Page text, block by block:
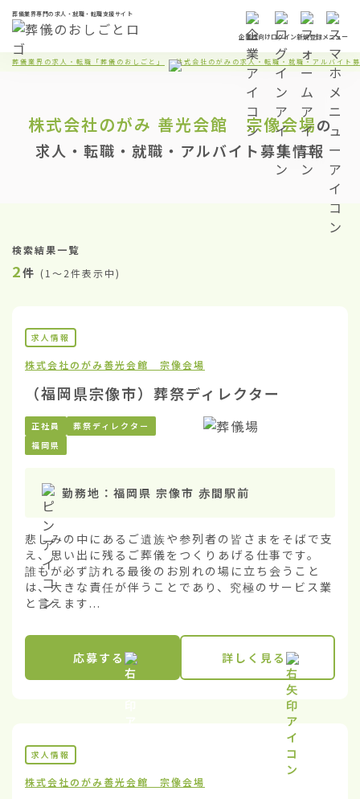
葬儀業界専門の求人・就職・転職支援サイト
企業様向けログイン新規登録メニュー
葬儀業界の求人・転職「葬儀のおしごと」 株式会社のがみの求人・転職・就職・アルバイト
株式会社のがみ 善光会館 宗像会場の
求人・転職・就職・アルバイト募集情報
検索結果一覧
2件 (1〜2件表示中)
求人情報
株式会社のがみ善光会館 宗像会場
（福岡県宗像市）葬祭ディレクター
正社員
葬祭ディレクター
福岡県
勤務地： 福岡県 宗像市 赤間駅前
悲しみの中にあるご遺族や参列者の皆さまをそばで支
え、思い出に残るご葬儀をつくりあげる仕事です。
誰もが必ず訪れる最後のお別れの場に立ち会うこと
は、大きな責任が伴うことであり、究極のサービス業
と言えます...
応募する 詳しく見る
求人情報
株式会社のがみ善光会館 宗像会場